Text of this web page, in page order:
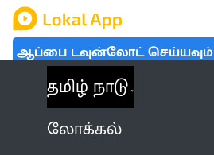
ஆப்பை டவுன்லோட் செய்யவும்
தமிழ் நாடு
லோக்கல்